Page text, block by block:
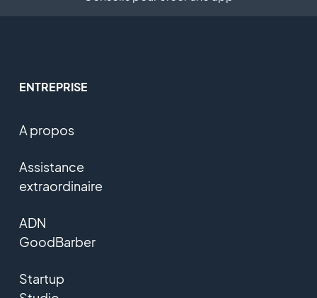
ENTREPRISE
A propos
Assistance
extraordinaire
ADN
GoodBarber
Startup